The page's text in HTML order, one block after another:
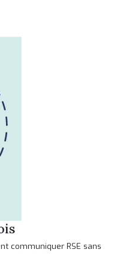
communiquer RSE sans